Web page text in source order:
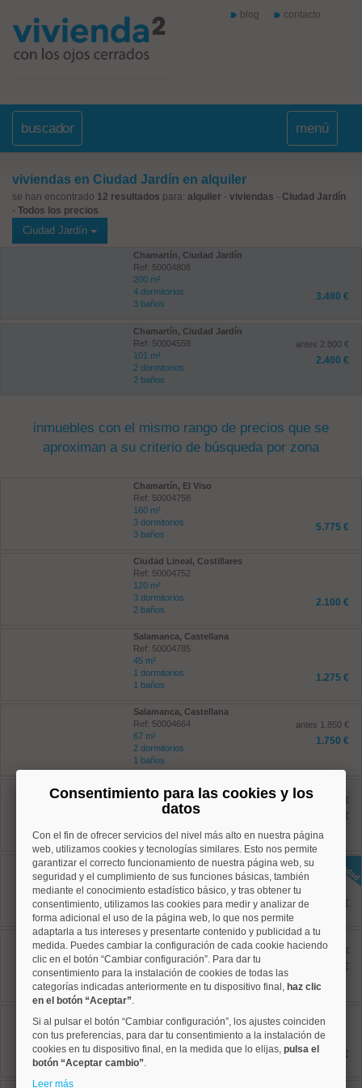
blog contacto
buscador menú
viviendas en Ciudad Jardín en alquiler
se han encontrado 12 resultados para: alquiler - viviendas - Ciudad Jardín
- Todos los precios
Ciudad Jardín
Chamartín, Ciudad Jardín
Ref: 50004808
200 m²
4 dormitorios
3 baños
3.480 €
Chamartín, Ciudad Jardín
Ref: 50004558
101 m²
2 dormitorios
2 baños
antes 2.800 €
2.400 €
inmuebles con el mismo rango de precios que se
aproximan a su criterio de búsqueda por zona
Chamartín, El Viso
Ref: 50004758
160 m²
3 dormitorios
3 baños
5.775 €
Ciudad Lineal, Costillares
Ref: 50004752
120 m²
3 dormitorios
2 baños
2.100 €
Salamanca, Castellana
Ref: 50004785
45 m²
1 dormitorios
1 baños
1.275 €
Salamanca, Castellana
Ref: 50004664
67 m²
2 dormitorios
1 baños
antes 1.850 €
1.750 €
Salamanca, Guindalera
Ref: 50004673
1 baños
antes 1.395 €
1.300 €
Salamanca, Lista
Ref: 50004817
45 m²
1 dormitorios
1 baños
1.295 €
Salamanca, Lista
Ref: 50004726
130 m²
2 dormitorios
2 baños
antes 2.950 €
2.500 €
Ref: 50004801
75 m²
2 dormitorios
1 baños
1.650 €
Consentimiento para las cookies y los
datos
Con el fin de ofrecer servicios del nivel más alto en nuestra página
web, utilizamos cookies y tecnologías similares. Esto nos permite
garantizar el correcto funcionamiento de nuestra página web, su
seguridad y el cumplimiento de sus funciones básicas, también
mediante el conocimiento estadístico básico, y tras obtener tu
consentimiento, utilizamos las cookies para medir y analizar de
forma adicional el uso de la página web, lo que nos permite
adaptarla a tus intereses y presentarte contenido y publicidad a tu
medida. Puedes cambiar la configuración de cada cookie haciendo
clic en el botón “Cambiar configuración”. Para dar tu
consentimiento para la instalación de cookies de todas las
categorías indicadas anteriormente en tu dispositivo final, haz clic
en el botón “Aceptar”.
Si al pulsar el botón “Cambiar configuración”, los ajustes coinciden
con tus preferencias, para dar tu consentimiento a la instalación de
cookies en tu dispositivo final, en la medida que lo elijas, pulsa el
botón “Aceptar cambio”.
Leer más